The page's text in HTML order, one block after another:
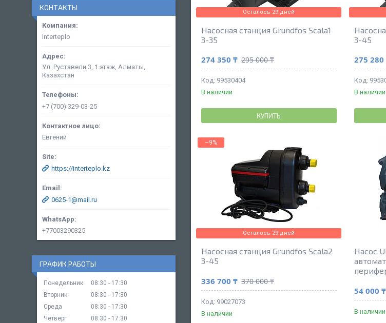
Осталось 29 дней
Насосная станция Grundfos Scala1
3-35
274 350 ₸ 295 000 ₸
99530404
В наличии
КУПИТЬ
3-45
275 280
В наличии
–9%
Осталось 29 дней
Насосная станция Grundfos Scala2
3-45
336 700 ₸ 370 000 ₸
99027073
В наличии
Насос
54 000 ₸
В наличии
КОНТАКТЫ
Interteplo
Ул. Руставели 3, 1 этаж, Алматы,
Казахстан
+7 (700) 329-03-25
Евгений
https://interteplo.kz
0625-1@mail.ru
+77003290325
ГРАФИК РАБОТЫ
Понедельник 08:30
17:30
Вторник
08:30
17:30
Среда
08:30
17:30
Четверг
08:30
17:30